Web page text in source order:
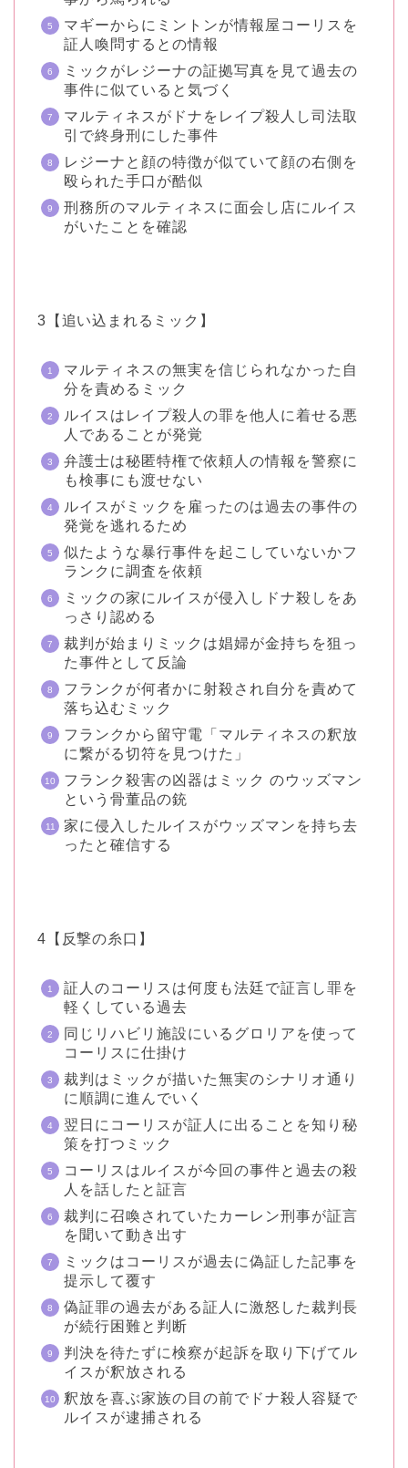
マギーからにミントンが情報屋コーリスを
証人喚問するとの情報
ミックがレジーナの証拠写真を見て過去の
事件に似ていると気づく
マルティネスがドナをレイプ殺人し司法取
引で終身刑にした事件
レジーナと顔の特徴が似ていて顔の右側を
殴られた手口が酷似
刑務所のマルティネスに面会し店にルイス
がいたことを確認
3【追い込まれるミック】
マルティネスの無実を信じられなかった自
分を責めるミック
ルイスはレイプ殺人の罪を他人に着せる悪
人であることが発覚
弁護士は秘匿特権で依頼人の情報を警察に
も検事にも渡せない
ルイスがミックを雇ったのは過去の事件の
発覚を逃れるため
似たような暴行事件を起こしていないかフ
ランクに調査を依頼
ミックの家にルイスが侵入しドナ殺しをあ
っさり認める
裁判が始まりミックは娼婦が金持ちを狙っ
た事件として反論
フランクが何者かに射殺され自分を責めて
落ち込むミック
フランクから留守電「マルティネスの釈放
に繋がる切符を見つけた」
フランク殺害の凶器はミック のウッズマン
という骨董品の銃
家に侵入したルイスがウッズマンを持ち去
ったと確信する
4【反撃の糸口】
証人のコーリスは何度も法廷で証言し罪を
軽くしている過去
同じリハビリ施設にいるグロリアを使って
コーリスに仕掛け
裁判はミックが描いた無実のシナリオ通り
に順調に進んでいく
翌日にコーリスが証人に出ることを知り秘
策を打つミック
コーリスはルイスが今回の事件と過去の殺
人を話したと証言
裁判に召喚されていたカーレン刑事が証言
を聞いて動き出す
ミックはコーリスが過去に偽証した記事を
提示して覆す
偽証罪の過去がある証人に激怒した裁判長
が続行困難と判断
判決を待たずに検察が起訴を取り下げてル
イスが釈放される
釈放を喜ぶ家族の目の前でドナ殺人容疑で
ルイスが逮捕される